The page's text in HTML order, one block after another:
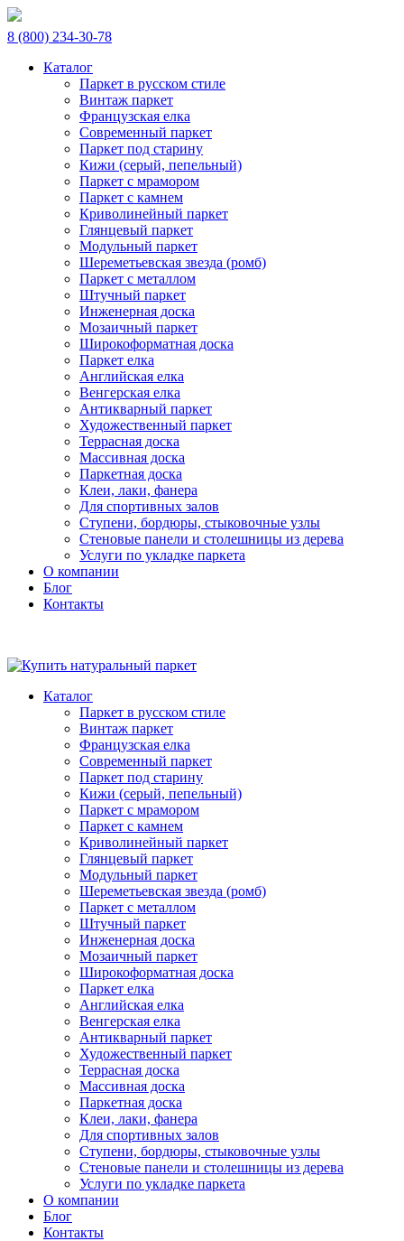
8 (800) 234-30-78
Каталог
Паркет в русском стиле
Винтаж паркет
Французская елка
Современный паркет
Паркет под старину
Кижи (серый, пепельный)
Паркет с мрамором
Паркет с камнем
Криволинейный паркет
Глянцевый паркет
Модульный паркет
Шереметьевская звезда (ромб)
Паркет с металлом
Штучный паркет
Инженерная доска
Мозаичный паркет
Широкоформатная доска
Паркет елка
Английская елка
Венгерская елка
Антикварный паркет
Художественный паркет
Террасная доска
Массивная доска
Паркетная доска
Клеи, лаки, фанера
Для спортивных залов
Ступени, бордюры, стыковочные узлы
Стеновые панели и столешницы из дерева
Услуги по укладке паркета
О компании
Блог
Контакты
Каталог
Паркет в русском стиле
Винтаж паркет
Французская елка
Современный паркет
Паркет под старину
Кижи (серый, пепельный)
Паркет с мрамором
Паркет с камнем
Криволинейный паркет
Глянцевый паркет
Модульный паркет
Шереметьевская звезда (ромб)
Паркет с металлом
Штучный паркет
Инженерная доска
Мозаичный паркет
Широкоформатная доска
Паркет елка
Английская елка
Венгерская елка
Антикварный паркет
Художественный паркет
Террасная доска
Массивная доска
Паркетная доска
Клеи, лаки, фанера
Для спортивных залов
Ступени, бордюры, стыковочные узлы
Стеновые панели и столешницы из дерева
Услуги по укладке паркета
О компании
Блог
Контакты